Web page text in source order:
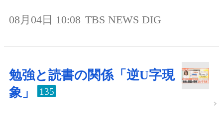
08月04日 10:08 TBS NEWS DIG
勉強と読書の関係「逆U字現
象」
135